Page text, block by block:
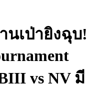
นเป่ายิงฉุบ!
vs NV มี